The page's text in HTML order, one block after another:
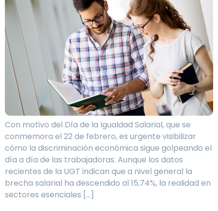
Con motivo del Día de la Igualdad Salarial, que se
conmemora el 22 de febrero, es urgente visibilizar
cómo la discriminación económica sigue golpeando el
día a día de las trabajadoras. Aunque los datos
recientes de la UGT indican que a nivel general la
brecha salarial ha descendido al 15,74%, la realidad en
sectores esenciales […]